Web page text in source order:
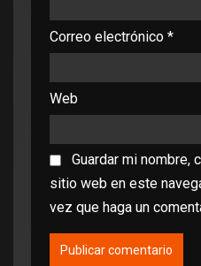
Correo electrónico *
Web
Guardar mi nombre,
sitio web en este
vez que haga un